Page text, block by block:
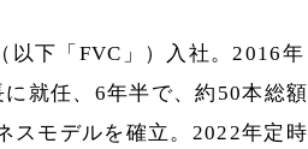
以下「FVC」）入社。2016年
就任、6年半で、約50本総額
スモデルを確立。2022年定時